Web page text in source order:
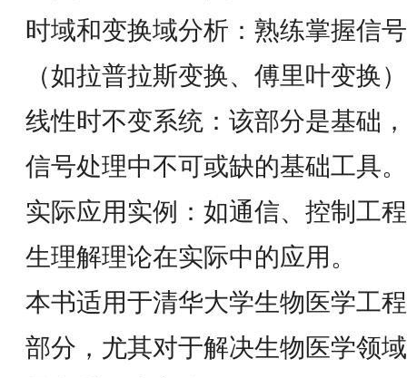
时域和变换域分析：熟练掌握信
（如拉普拉斯变换、傅里叶变换
线性时不变系统：该部分是基础
信号处理中不可或缺的基础工具。
实际应用实例：如通信、控制工
生理解理论在实际中的应用。
本书适用于清华大学生物医学工
部分，尤其对于解决生物医学领